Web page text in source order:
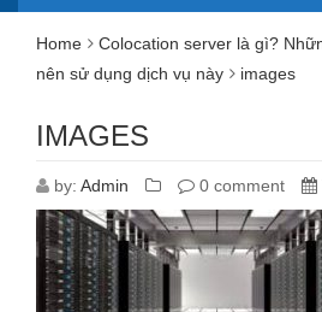
Home
Colocation server là gì?
nên sử dụng dịch vụ này
images
IMAGES
by: Admin 0 comment